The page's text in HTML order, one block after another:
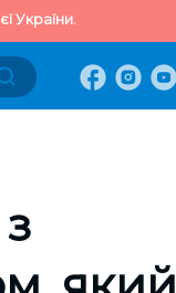
України.